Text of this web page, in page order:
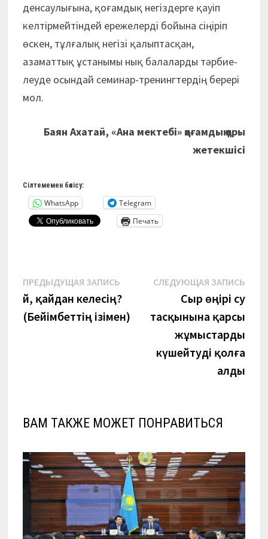
денсаулығына, қоғамдық негіздерге қауіп
келтірмейтіндей ережелерді бойына сіңіріп
өскен, тұлғалық негізі қалыптасқан,
азаматтық ұстанымы нық балаларды тәрбие­
леуде осындай семинар-тренингтердің берері
мол.
Баян Ахатай, «Ана мектебі» қоғамдық қоры
жетекшісі
Сілтемемен бөлісу:
WhatsApp
Telegram
Печать
Навигация
по
записям
ПРЕДЫДУЩАЯ ЗАПИСЬПредыдущая
запись:
Әй, қайдан келесің?
(Бейімбеттің ізімен)
СЛЕДУЮЩАЯ ЗАПИСЬ
Сыр өңірі су
тасқынына қарсы
жұмыстарды
күшейтуді қолға
алды
ВАМ ТАКЖЕ МОЖЕТ ПОНРАВИТЬСЯ